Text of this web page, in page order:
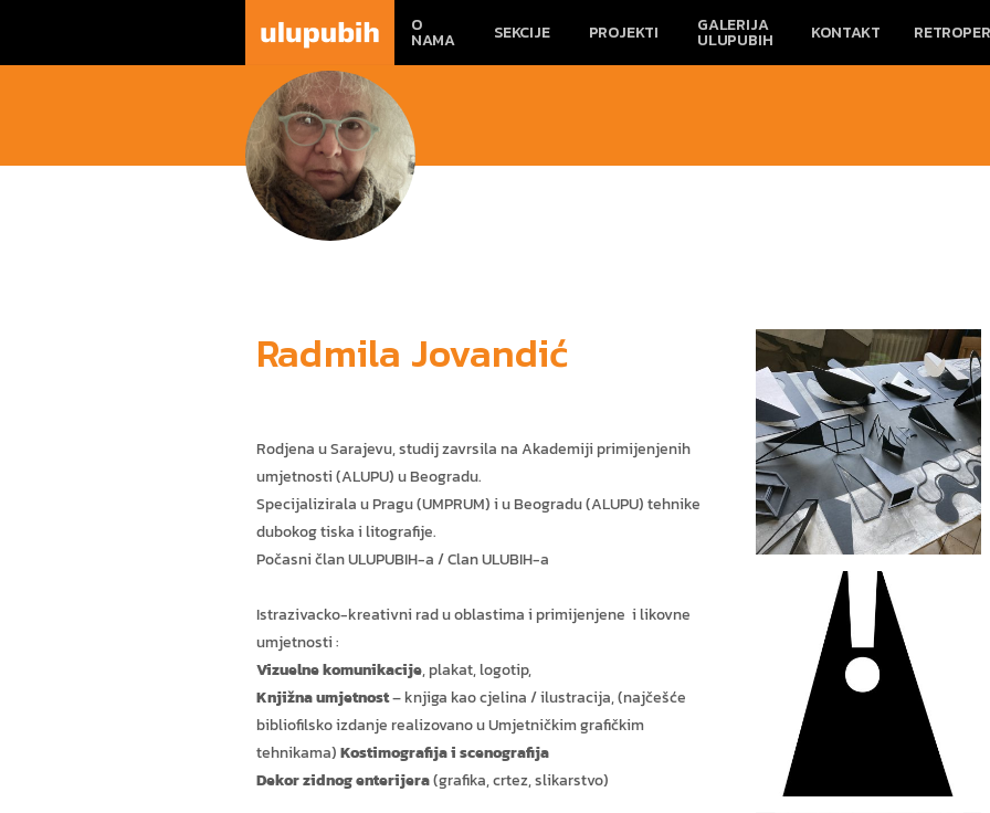
O
NAMA SEKCIJE PROJEKTI GALERIJA
ULUPUBIH KONTAKT
Radmila Jovandić
Rodjena u Sarajevu, studij zavrsila na Akademiji primijenjenih
umjetnosti (ALUPU) u Beogradu.
Specijalizirala u Pragu (UMPRUM) i u Beogradu (ALUPU) tehnike
dubokog tiska i litografije.
Počasni član ULUPUBIH-a / Clan ULUBIH-a
Istrazivacko-kreativni rad u oblastima i primijenjene i likovne
umjetnosti :
Vizuelne komunikacije, plakat, logotip,
Knjižna umjetnost– knjiga kao cjelina / ilustracija, (najčešće
bibliofilsko izdanje realizovano u Umjetničkim grafičkim
tehnikama)Kostimografija i scenografija
Dekor zidnog enterijera(grafika, crtez, slikarstvo)